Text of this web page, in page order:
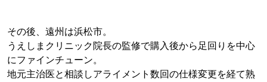
その後、遠州は浜松市。
うえしまクリニック院長の監修で購入後から足回りを中心
にファインチューン。
地元主治医と相談しアライメント数回の仕様変更を経て熟